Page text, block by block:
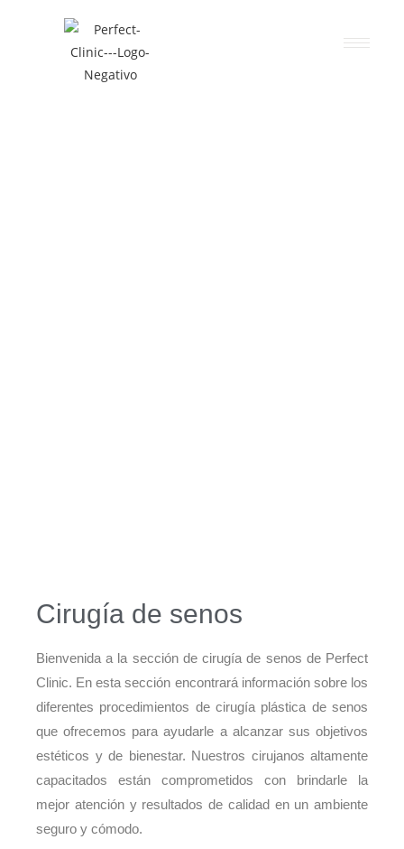
Cirugía de senos
Bienvenida a la sección de cirugía de senos de Perfect
Clinic. En esta sección encontrará información sobre los
diferentes procedimientos de cirugía plástica de senos
que ofrecemos para ayudarle a alcanzar sus objetivos
estéticos y de bienestar. Nuestros cirujanos altamente
capacitados están comprometidos con brindarle la
mejor atención y resultados de calidad en un ambiente
seguro y cómodo.